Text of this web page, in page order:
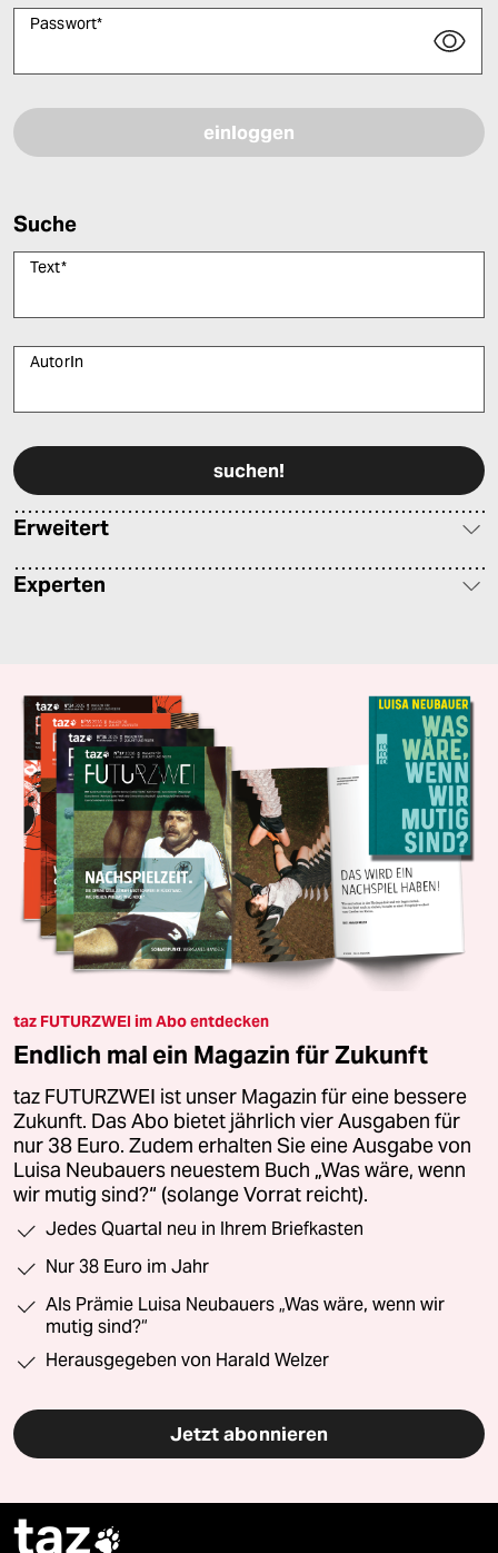
Passwort*
Suche
Text*
AutorIn
Erweitert
Experten
taz FUTURZWEI im Abo entdecken
Endlich mal ein Magazin für Zukunft
taz FUTURZWEI ist unser Magazin für eine bessere
Zukunft. Das Abo bietet jährlich vier Ausgaben für
nur 38 Euro. Zudem erhalten Sie eine Ausgabe von
Luisa Neubauers neuestem Buch „Was wäre, wenn
wir mutig sind?“ (solange Vorrat reicht).
Jedes Quartal neu in Ihrem Briefkasten
Nur 38 Euro im Jahr
Als Prämie Luisa Neubauers „Was wäre, wenn wir
mutig sind?“
Herausgegeben von Harald Welzer
Jetzt abonnieren
taz